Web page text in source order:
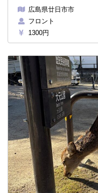
広島県廿日市市
フロント
1300円